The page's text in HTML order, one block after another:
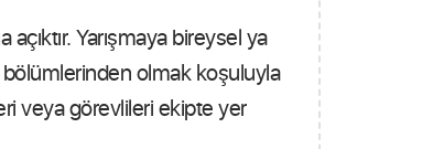
Yarışmaya bireysel ya
bölümlerinden olmak koşuluyla
veya görevlileri ekipte yer